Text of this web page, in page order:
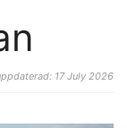
17 July 2026